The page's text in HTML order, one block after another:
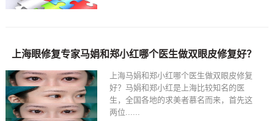
上海眼修复专家马娟和郑小红哪个医生做双眼皮修复好？
上海马娟和郑小红哪个医生做双眼皮修复
好？马娟和郑小红是上海比较知名的医
生，全国各地的求美者慕名而来，首先这
两位......